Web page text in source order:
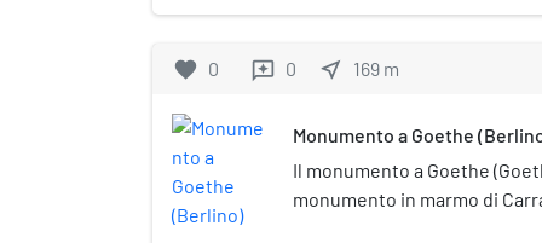
completamente distrutto nel 1945.
l'albergo più lussuoso della città: vi
tanto da averne fatto una sorta di
favorite 0 reviews 0 near_me 169 m
Monumento a Goethe
Il monumento a Goethe
monumento in marmo di